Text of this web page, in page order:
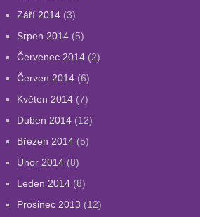
Září 2014(3)
Srpen 2014(5)
Červenec 2014(2)
Červen 2014(6)
Květen 2014(7)
Duben 2014(12)
Březen 2014(5)
Únor 2014(8)
Leden 2014(8)
Prosinec 2013 (12)